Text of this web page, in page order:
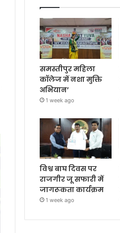
समस्तीपुर महिला
कॉलेज में नशा मुक्ति
अभियान’
1 week ago
विश्व बाघ दिवस पर
राजगीर जू सफारी में
जागरूकता कार्यक्रम
1 week ago